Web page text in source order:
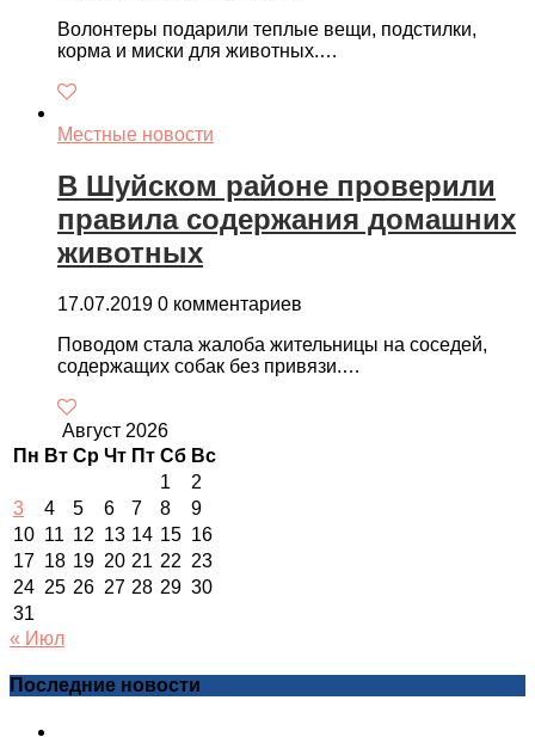
Волонтеры подарили теплые вещи, подстилки,
корма и миски для животных.…
Местные новости
В Шуйском районе проверили
правила содержания домашних
животных
17.07.2019 0 комментариев
Поводом стала жалоба жительницы на соседей,
содержащих собак без привязи.…
Август 2026
Пн Вт Ср Чт Пт Сб Вс
1
2
3
4 5 6 7 8
9
10 11 12 13 14 15 16
17 18 19 20 21 22 23
24 25 26 27 28 29 30
31
« Июл
Последние новости